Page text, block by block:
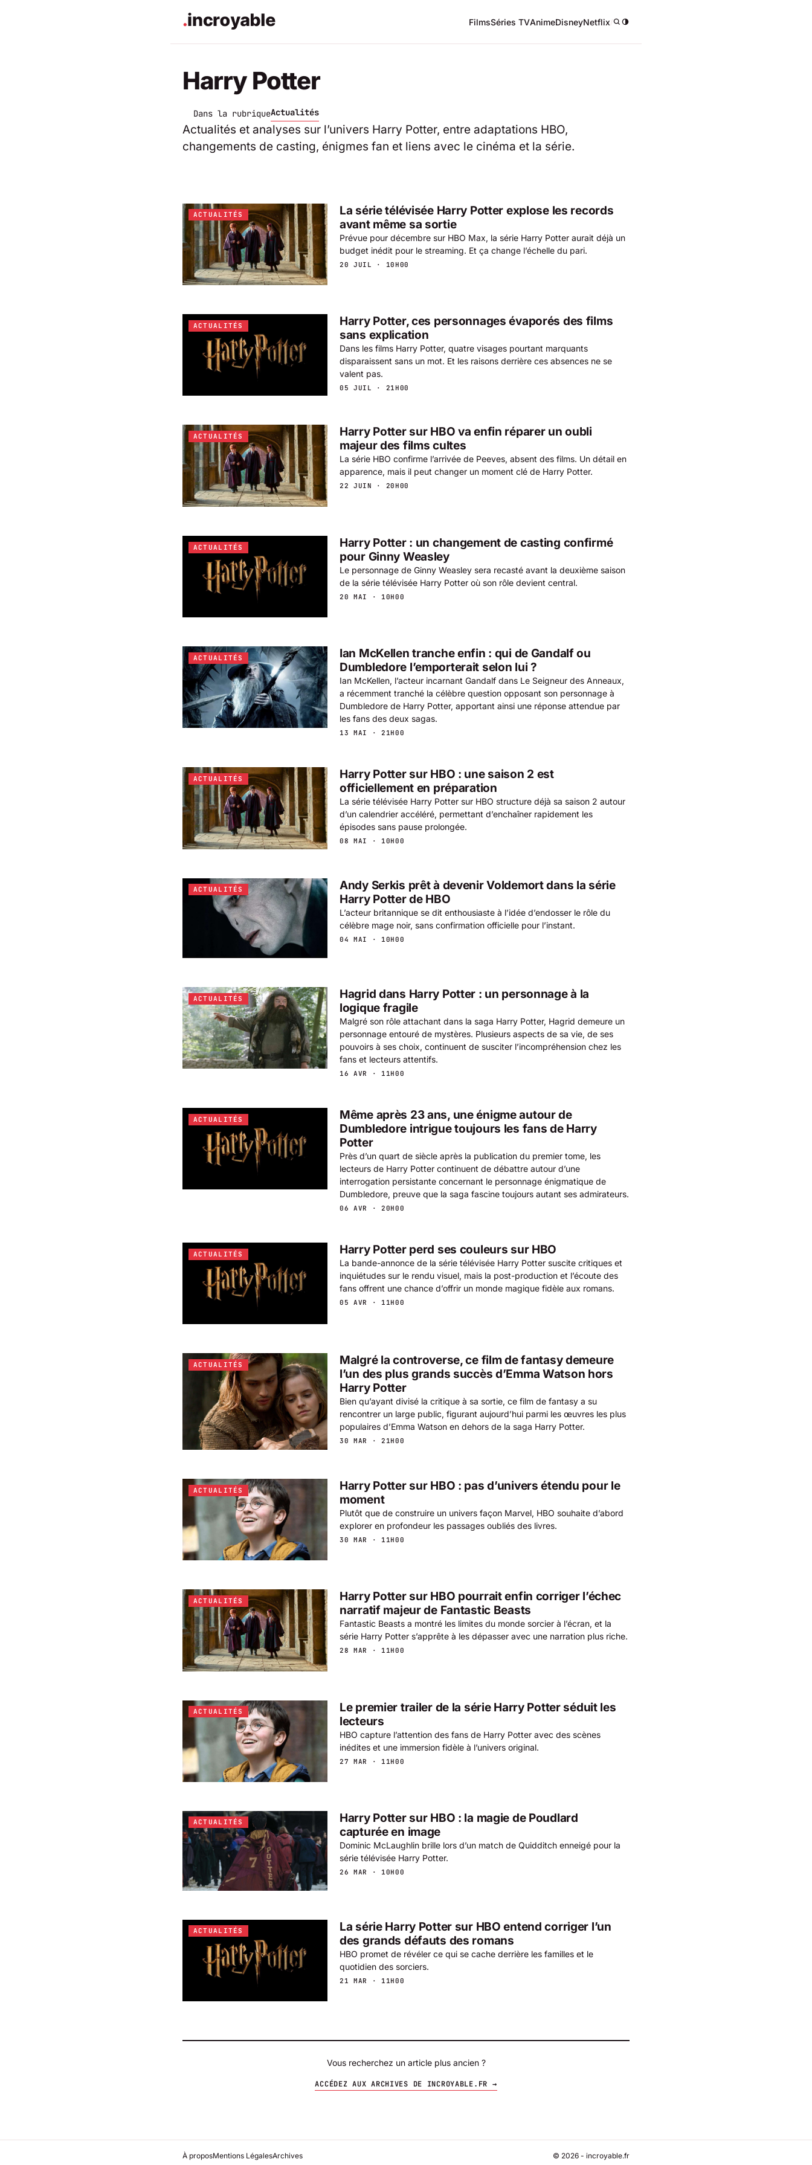
FilmsSéries TVAnimeDisneyNetflix/
Harry Potter
Dans la rubriqueActualités
Actualités et analyses sur l’univers Harry Potter, entre adaptations HBO,
changements de casting, énigmes fan et liens avec le cinéma et la série.
ACTUALITÉS
La série télévisée Harry Potter explose les records
avant même sa sortie
Prévue pour décembre sur HBO Max, la série Harry Potter aurait déjà un
budget inédit pour le streaming. Et ça change l’échelle du pari.
20 JUIL · 10H00
ACTUALITÉS
Harry Potter, ces personnages évaporés des films
sans explication
Dans les films Harry Potter, quatre visages pourtant marquants
disparaissent sans un mot. Et les raisons derrière ces absences ne se
valent pas.
05 JUIL · 21H00
ACTUALITÉS
Harry Potter sur HBO va enfin réparer un oubli
majeur des films cultes
La série HBO confirme l’arrivée de Peeves, absent des films. Un détail en
apparence, mais il peut changer un moment clé de Harry Potter.
22 JUIN · 20H00
ACTUALITÉS
Harry Potter : un changement de casting confirmé
pour Ginny Weasley
Le personnage de Ginny Weasley sera recasté avant la deuxième saison
de la série télévisée Harry Potter où son rôle devient central.
20 MAI · 10H00
ACTUALITÉS
Ian McKellen tranche enfin : qui de Gandalf ou
Dumbledore l’emporterait selon lui ?
Ian McKellen, l’acteur incarnant Gandalf dans Le Seigneur des Anneaux,
a récemment tranché la célèbre question opposant son personnage à
Dumbledore de Harry Potter, apportant ainsi une réponse attendue par
les fans des deux sagas.
13 MAI · 21H00
ACTUALITÉS
Harry Potter sur HBO : une saison 2 est
officiellement en préparation
La série télévisée Harry Potter sur HBO structure déjà sa saison 2 autour
d’un calendrier accéléré, permettant d’enchaîner rapidement les
épisodes sans pause prolongée.
08 MAI · 10H00
ACTUALITÉS
Andy Serkis prêt à devenir Voldemort dans la série
Harry Potter de HBO
L’acteur britannique se dit enthousiaste à l’idée d’endosser le rôle du
célèbre mage noir, sans confirmation officielle pour l’instant.
04 MAI · 10H00
ACTUALITÉS
Hagrid dans Harry Potter : un personnage à la
logique fragile
Malgré son rôle attachant dans la saga Harry Potter, Hagrid demeure un
personnage entouré de mystères. Plusieurs aspects de sa vie, de ses
pouvoirs à ses choix, continuent de susciter l’incompréhension chez les
fans et lecteurs attentifs.
16 AVR · 11H00
ACTUALITÉS
Même après 23 ans, une énigme autour de
Dumbledore intrigue toujours les fans de Harry
Potter
Près d’un quart de siècle après la publication du premier tome, les
lecteurs de Harry Potter continuent de débattre autour d’une
interrogation persistante concernant le personnage énigmatique de
Dumbledore, preuve que la saga fascine toujours autant ses admirateurs.
06 AVR · 20H00
ACTUALITÉS Harry Potter perd ses couleurs sur HBO
La bande-annonce de la série télévisée Harry Potter suscite critiques et
inquiétudes sur le rendu visuel, mais la post-production et l’écoute des
fans offrent une chance d’offrir un monde magique fidèle aux romans.
05 AVR · 11H00
ACTUALITÉS
Malgré la controverse, ce film de fantasy demeure
l’un des plus grands succès d’Emma Watson hors
Harry Potter
Bien qu’ayant divisé la critique à sa sortie, ce film de fantasy a su
rencontrer un large public, figurant aujourd’hui parmi les œuvres les plus
populaires d’Emma Watson en dehors de la saga Harry Potter.
30 MAR · 21H00
ACTUALITÉS
Harry Potter sur HBO : pas d’univers étendu pour le
moment
Plutôt que de construire un univers façon Marvel, HBO souhaite d’abord
explorer en profondeur les passages oubliés des livres.
30 MAR · 11H00
ACTUALITÉS
Harry Potter sur HBO pourrait enfin corriger l’échec
narratif majeur de Fantastic Beasts
Fantastic Beasts a montré les limites du monde sorcier à l’écran, et la
série Harry Potter s’apprête à les dépasser avec une narration plus riche.
28 MAR · 11H00
ACTUALITÉS
Le premier trailer de la série Harry Potter séduit les
lecteurs
HBO capture l’attention des fans de Harry Potter avec des scènes
inédites et une immersion fidèle à l’univers original.
27 MAR · 11H00
ACTUALITÉS
Harry Potter sur HBO : la magie de Poudlard
capturée en image
Dominic McLaughlin brille lors d’un match de Quidditch enneigé pour la
série télévisée Harry Potter.
26 MAR · 10H00
ACTUALITÉS
La série Harry Potter sur HBO entend corriger l’un
des grands défauts des romans
HBO promet de révéler ce qui se cache derrière les familles et le
quotidien des sorciers.
21 MAR · 11H00
Vous recherchez un article plus ancien ?
ACCÉDEZ AUX ARCHIVES DE INCROYABLE.FR →
À proposMentions LégalesArchives © 2026 - incroyable.fr